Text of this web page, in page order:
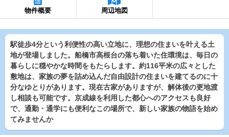
物件概要 周辺地図
駅徒歩4分という利便性の高い立地に、理想の住まいを叶える土
地が登場しました。船橋市高根台の落ち着いた住環境は、毎日の
暮らしに穏やかな時間をもたらします。約116平米の広々とした
敷地は、家族の夢を詰め込んだ自由設計の住まいを建てるのに十
分なゆとりがあります。現在古家がありますが、解体後の更地渡
し相談も可能です。京成線を利用した都心へのアクセスも良好
で、通勤・通学にも便利なこの場所で、新しい家族の物語を始め
てみませんか